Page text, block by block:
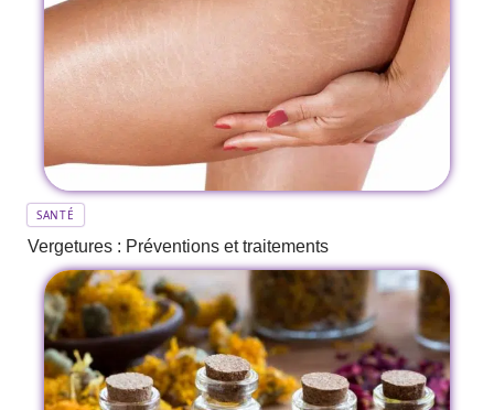
SANTÉ
Vergetures : Préventions et traitements